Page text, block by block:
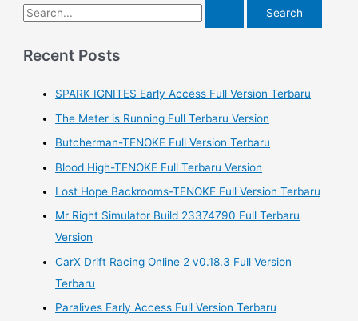
S
a
Recent Posts
SPARK IGNITES Early Access Full Version Terbaru
The Meter is Running Full Terbaru Version
Butcherman-TENOKE Full Version Terbaru
Blood High-TENOKE Full Terbaru Version
Lost Hope Backrooms-TENOKE Full Version Terbaru
Mr Right Simulator Build 23374790 Full Terbaru
Version
CarX Drift Racing Online 2 v0.18.3 Full Version
Terbaru
Paralives Early Access Full Version Terbaru